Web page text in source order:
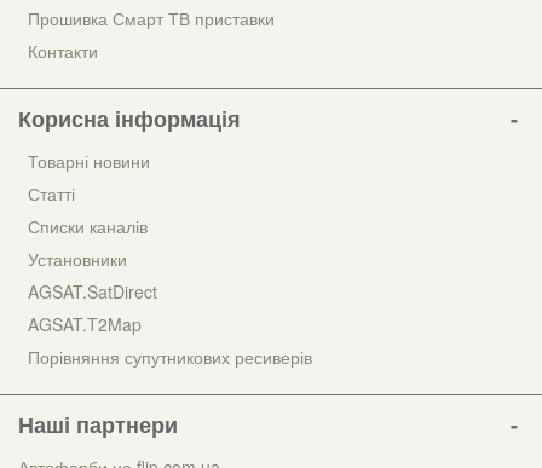
Прошивка Смарт ТВ приставки
Контакти
Корисна інформація
Товарні новини
Статті
Списки каналів
Установники
AGSAT.SatDirect
AGSAT.T2Map
Порівняння супутникових ресиверів
Наші партнери